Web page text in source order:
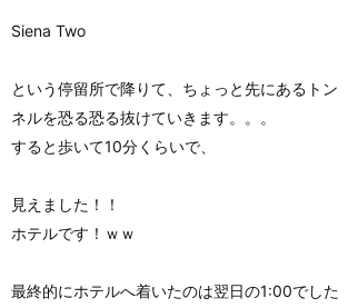
Siena Two
という停留所で降りて、ちょっと先にあるトン
ネルを恐る恐る抜けていきます。。。
すると歩いて10分くらいで、
見えました！！
ホテルです！ｗｗ
最終的にホテルへ着いたのは翌日の1:00でした